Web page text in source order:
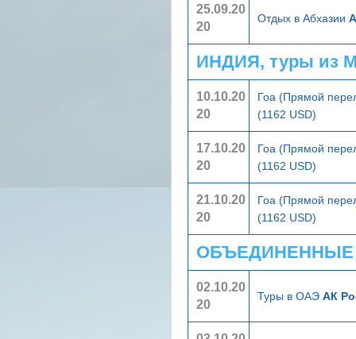
25.09.20
20
Отдых в Абхазии
ИНДИЯ, туры из
10.10.20
20
Гоа (Прямой
(1162 USD)
17.10.20
20
Гоа (Прямой
(1162 USD)
21.10.20
20
Гоа (Прямой
(1162 USD)
ОБЪЕДИНЕННЫЕ
02.10.20
20
Туры в ОАЭ АК